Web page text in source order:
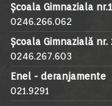
Școala Gimnaziala
0246.266.062
Școala Gimnazială nr.
0246.267.603
Enel - deranjamente
021.9291